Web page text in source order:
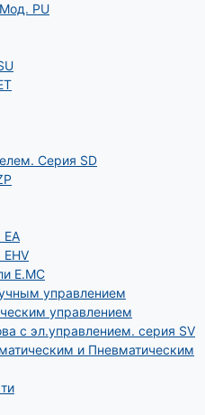
РU
Серия SD
E.MC
управлением
управлением
с эл.управлением. серия SV
и Пневматическим